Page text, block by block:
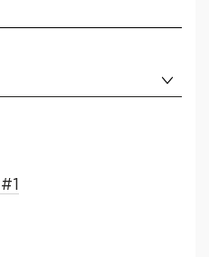
1
2
#1